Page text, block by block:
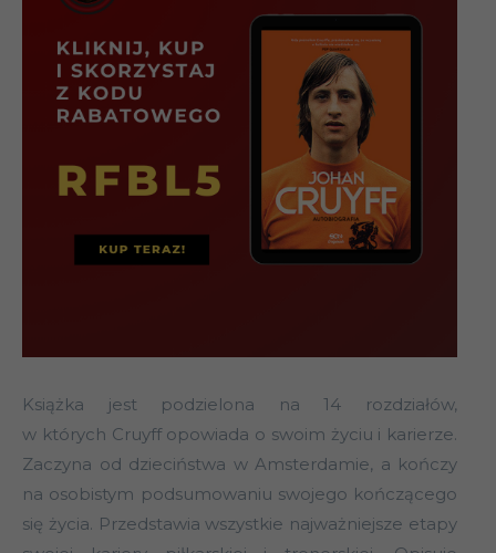
Książka jest podzielona na 14 rozdziałów,
w których Cruyff opowiada o swoim życiu i karierze.
Zaczyna od dzieciństwa w Amsterdamie, a kończy
na osobistym podsumowaniu swojego kończącego
się życia. Przedstawia wszystkie najważniejsze etapy